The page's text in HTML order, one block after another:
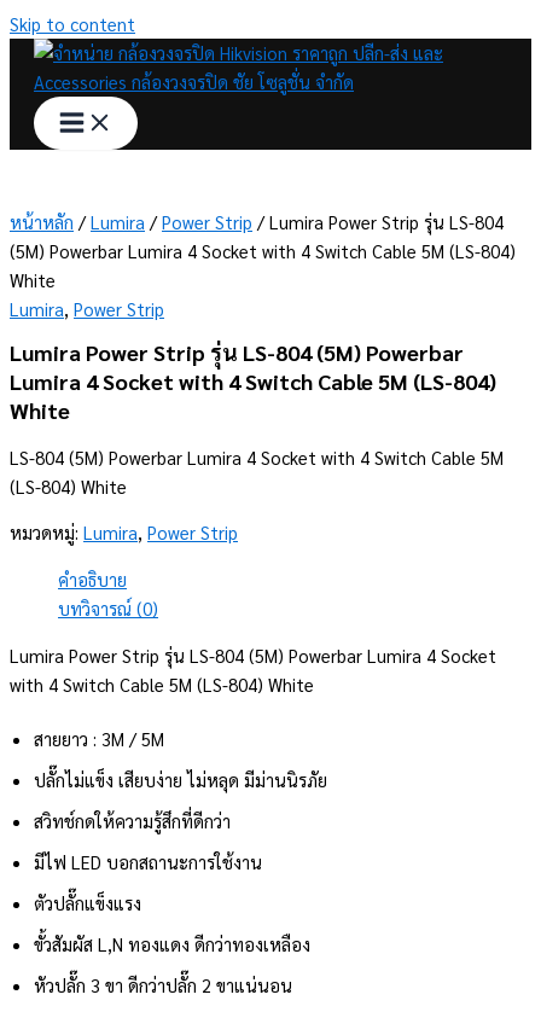
Skip to content
หน้าหลัก /Lumira /Power Strip / Lumira Power Strip รุ่น LS-804
(5M) Powerbar Lumira 4 Socket with 4 Switch Cable 5M (LS-804)
White
Lumira, Power Strip
Lumira Power Strip รุ่น LS-804 (5M) Powerbar
Lumira 4 Socket with 4 Switch Cable 5M (LS-804)
White
LS-804 (5M) Powerbar Lumira 4 Socket with 4 Switch Cable 5M
(LS-804) White
หมวดหมู่: Lumira, Power Strip
คำอธิบาย
บทวิจารณ์ (0)
Lumira Power Strip รุ่น LS-804 (5M) Powerbar Lumira 4 Socket
with 4 Switch Cable 5M (LS-804) White
สายยาว : 3M / 5M
ปลั๊กไม่แข็ง เสียบง่าย ไม่หลุด มีม่านนิรภัย
สวิทช์กดให้ความรู้สึกที่ดีกว่า
มีไฟ LED บอกสถานะการใช้งาน
ตัวปลั๊กแข็งแรง
ขั้วสัมผัส L,N ทองแดง ดีกว่าทองเหลือง
หัวปลั๊ก 3 ขา ดีกว่าปลั๊ก 2 ขาแน่นอน